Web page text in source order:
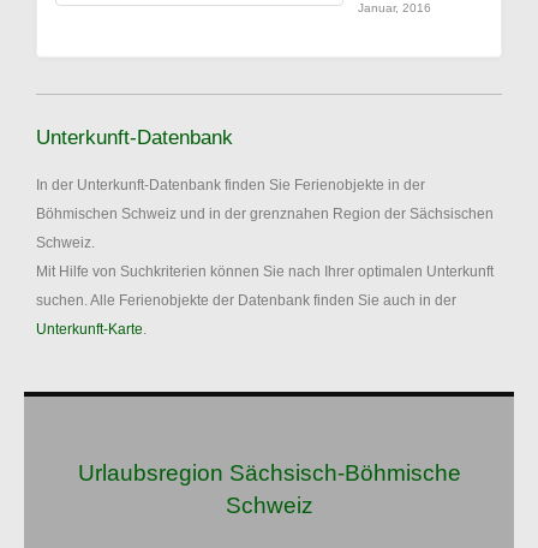
Januar, 2016
Unterkunft-Datenbank
In der Unterkunft-Datenbank finden Sie Ferienobjekte in der
Böhmischen Schweiz und in der grenznahen Region der Sächsischen
Schweiz.
Mit Hilfe von Suchkriterien können Sie nach Ihrer optimalen Unterkunft
suchen. Alle Ferienobjekte der Datenbank finden Sie auch in der
Unterkunft-Karte.
Urlaubsregion Sächsisch-Böhmische
Schweiz